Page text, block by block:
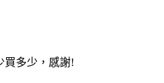
買多少，感謝!